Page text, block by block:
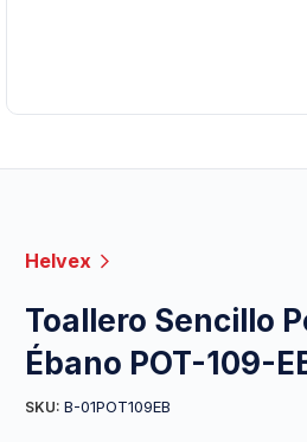
Helvex
Toallero Sencillo
Ébano POT-109-
SKU: B-01POT109EB